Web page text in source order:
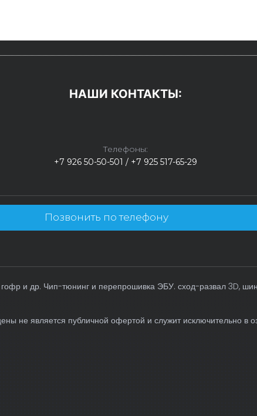
НАШИ КОНТАКТЫ:
Телефоны:
+7 926 50-50-501 / +7 925 517-65-29
Позвонить по телефону
и др. Чип-тюнинг и перепрошивка ЭБУ. сход-развал 3D,
не является публичной офертой и служит исключительно в